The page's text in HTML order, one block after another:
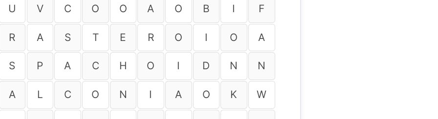
U V C O O A O B I F
R A S T E R O I O A
S P A C H O I D N N
A L C O N I A O K W